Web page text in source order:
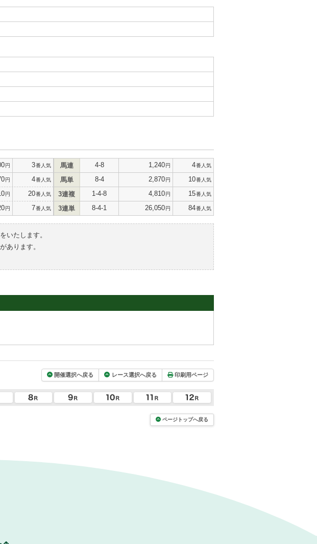
円 3番人気
円 4番人気
円 20番人気
円 7番人気
馬連 4-8 1,240円 4番人気
馬単 8-4 2,870円 10番人気
3連複 1-4-8 4,810円 15番人気
3連単 8-4-1 26,050円 84番人気
いたします。
あります。
開催選択へ戻る レース選択へ戻る 印刷用ページ
ページトップへ戻る